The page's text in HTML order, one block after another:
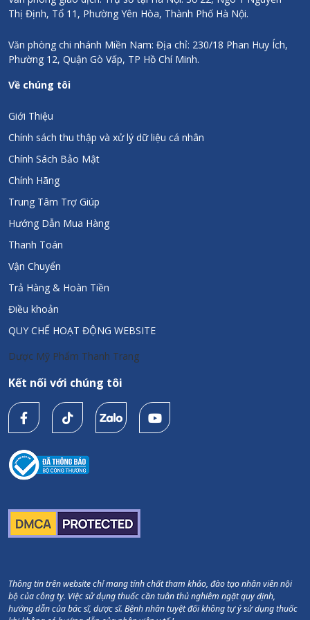
Thị Định, Tổ 11, Phường Yên Hòa, Thành Phố Hà Nội.
Văn phòng chi nhánh Miền Nam: Địa chỉ: 230/18 Phan Huy Ích,
Phường 12, Quận Gò Vấp, TP Hồ Chí Minh.
Về chúng tôi
Giới Thiệu
Chính sách thu thập và xử lý dữ liệu cá nhân
Chính Sách Bảo Mật
Chính Hãng
Trung Tâm Trợ Giúp
Hướng Dẫn Mua Hàng
Thanh Toán
Vận Chuyển
Trả Hàng & Hoàn Tiền
Điều khoản
QUY CHẾ HOẠT ĐỘNG WEBSITE
Dược Mỹ Phẩm Thanh Trang
Kết nối với chúng tôi
Thông tin trên website chỉ mang tính chất tham khảo, đào tạo nhân viên nội
bộ của công ty. Việc sử dụng thuốc cần tuân thủ nghiêm ngặt quy định,
hướng dẫn của bác sĩ, dược sĩ. Bệnh nhân tuyệt đối không tự ý sử dụng thuốc